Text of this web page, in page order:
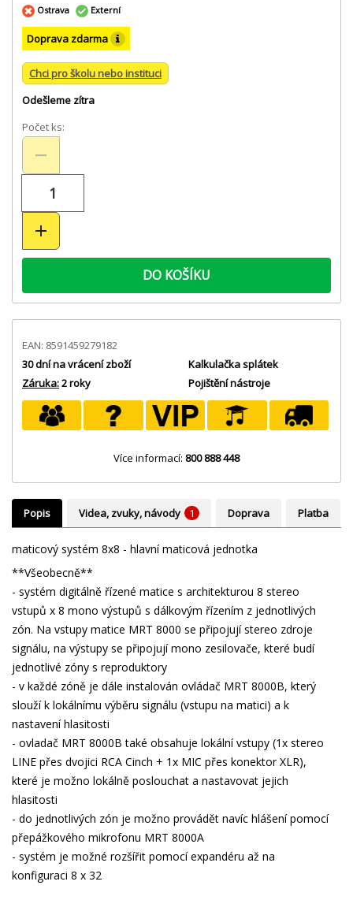
Ostrava Externí
Doprava zdarma
Chci pro školu nebo instituci
Odešleme zítra
Počet ks:
DO KOŠÍKU
EAN: 8591459279182
30 dní na vrácení zboží
Záruka:2 roky
Kalkulačka splátek
Pojištění nástroje
Více informací: 800 888 448
Popis Videa, zvuky, návody 1 Doprava Platba
maticový systém 8x8 - hlavní maticová jednotka
**Všeobecně**
- systém digitálně řízené matice s architekturou 8 stereo
vstupů x 8 mono výstupů s dálkovým řízením z jednotlivých
zón. Na vstupy matice MRT 8000 se připojují stereo zdroje
signálu, na výstupy se připojují mono zesilovače, které budí
jednotlivé zóny s reproduktory
- v každé zóně je dále instalován ovládač MRT 8000B, který
slouží k lokálnímu výběru signálu (vstupu na matici) a k
nastavení hlasitosti
- ovladač MRT 8000B také obsahuje lokální vstupy (1x stereo
LINE přes dvojici RCA Cinch + 1x MIC přes konektor XLR),
které je možno lokálně poslouchat a nastavovat jejich
hlasitosti
- do jednotlivých zón je možno provádět navíc hlášení pomocí
přepážkového mikrofonu MRT 8000A
- systém je možné rozšířit pomocí expandéru až na
konfiguraci 8 x 32